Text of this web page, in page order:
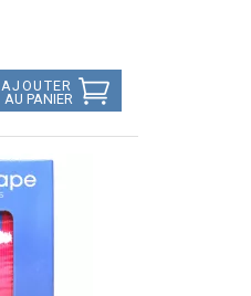
AJOUTER
AU PANIER